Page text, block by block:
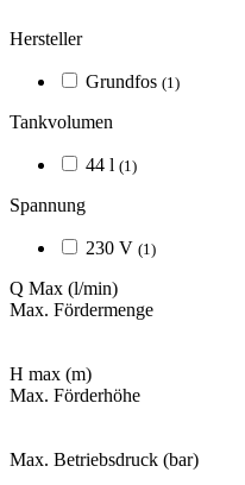
Hersteller
Grundfos (1)
Tankvolumen
44 l (1)
Spannung
230 V (1)
Q Max (l/min)
Max. Fördermenge
H max (m)
Max. Förderhöhe
Max. Betriebsdruck (bar)